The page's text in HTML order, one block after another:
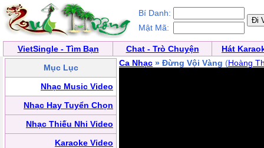
Bí Danh:
Mật Mã:
VietSingle - Tìm Bạn Chat - Trò Chuyện
Hát
Mục Lục
Nhạc Music Video
Nhạc Hay Tuyển Chọn
Nhạc Thiếu Nhi Video
Karaoke Video
Ca Nhạc » Đừng Vội Vàng (Hoàng